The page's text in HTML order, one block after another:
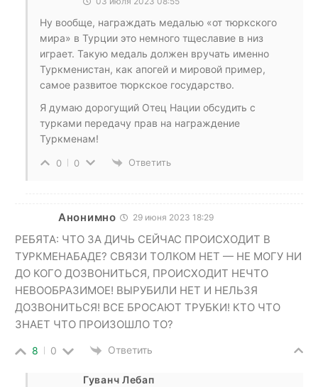
Ну вообще, награждать медалью «от тюркского
мира» в Турции это немного тщеславие в низ
играет. Такую медаль должен вручать именно
Туркменистан, как апогей и мировой пример,
самое развитое тюркское государство.
Я думаю дорогущий Отец Нации обсудить с
турками передачу прав на награждение
Туркменам!
0 0 Ответить
Анонимно 29 июня 2023 18:29
РЕБЯТА: ЧТО ЗА ДИЧЬ СЕЙЧАС ПРОИСХОДИТ В
ТУРКМЕНАБАДЕ? СВЯЗИ ТОЛКОМ НЕТ — НЕ МОГУ НИ
ДО КОГО ДОЗВОНИТЬСЯ, ПРОИСХОДИТ НЕЧТО
НЕВООБРАЗИМОЕ! ВЫРУБИЛИ НЕТ И НЕЛЬЗЯ
ДОЗВОНИТЬСЯ! ВСЕ БРОСАЮТ ТРУБКИ! КТО ЧТО
ЗНАЕТ ЧТО ПРОИЗОШЛО ТО?
8 0 Ответить
Гуванч Лебап